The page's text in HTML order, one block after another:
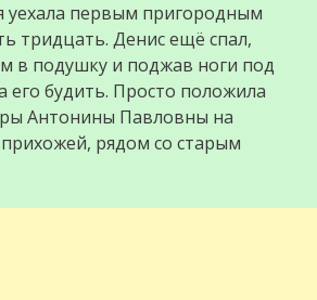
уехала первым пригородным
тридцать. Денис ещё спал,
в подушку и поджав ноги под
его будить. Просто положила
Антонины Павловны на
рядом со старым